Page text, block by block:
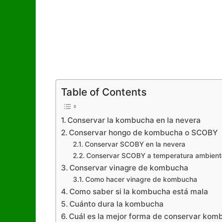
Table of Contents
Conservar la kombucha en la nevera
Conservar hongo de kombucha o SCOBY
Conservar SCOBY en la nevera
Conservar SCOBY a temperatura
Conservar vinagre de kombucha
Como hacer vinagre de kombucha
Como saber si la kombucha está mala
Cuánto dura la kombucha
Cuál es la mejor forma de conservar